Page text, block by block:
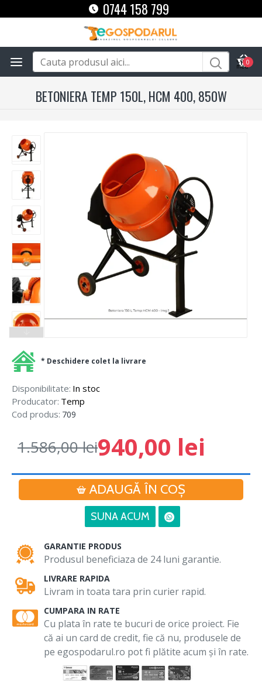
0744 158 799
0
BETONIERA TEMP 150L, HCM 400, 850W
Disponibilitate: In stoc
Producator: Temp
Cod produs: 709
940,00 lei
1.586,00 lei
ADAUGĂ ÎN COŞ
SUNA ACUM
* Deschidere colet la livrare
GARANTIE PRODUS
Produsul beneficiaza de 24 luni garantie.
LIVRARE RAPIDA
Livram in toata tara prin curier rapid.
CUMPARA IN RATE
Cu plata în rate te bucuri de orice proiect. Fie
că ai un card de credit, fie că nu, produsele de
pe egospodarul.ro pot fi plătite acum și în rate.